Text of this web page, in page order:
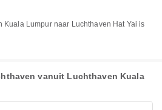
vanuit Luchthaven Kuala